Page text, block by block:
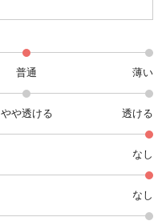
普通 薄い
やや透ける 透ける
なし
なし